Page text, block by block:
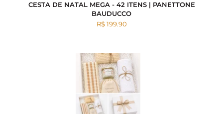
CESTA DE NATAL MEGA - 42 ITENS | PANETTONE
BAUDUCCO
R$ 199.90